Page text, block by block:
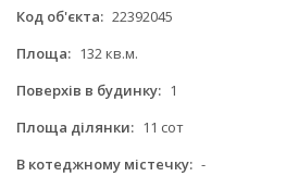
Код об'єкта: 22392045
Площа: 132 кв.м.
Поверхів в будинку: 1
Площа ділянки: 11 сот
В котеджному містечку: -